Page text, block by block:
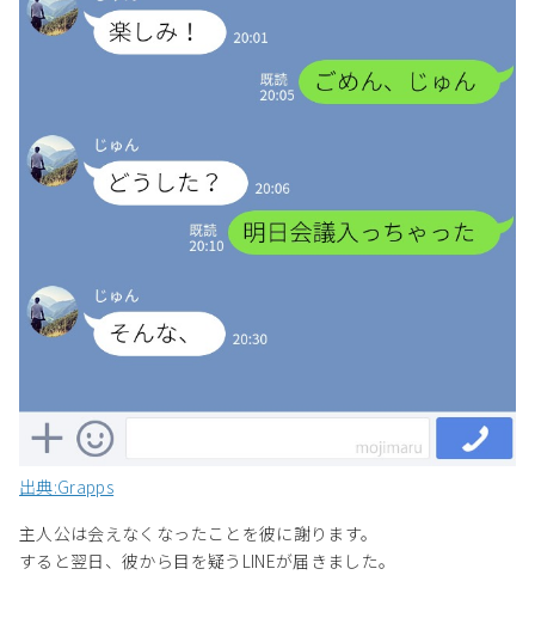
出典:Grapps
主人公は会えなくなったことを彼に謝ります。
すると翌日、彼から目を疑うLINEが届きました。